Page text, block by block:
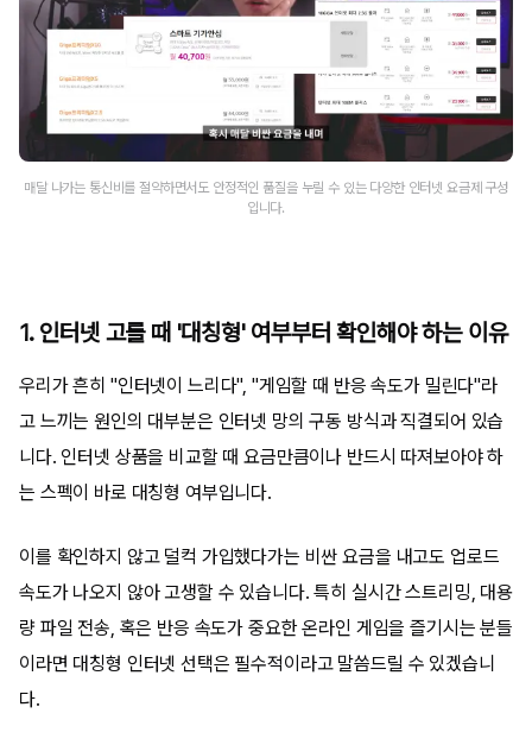
매달 나가는 통신비를 절약하면서도 안정적인 품질을 누릴 수 있는 다양한 인터넷 요금제 구성
입니다.
1. 인터넷 고를 때 '대칭형' 여부부터 확인해야 하는 이유
우리가 흔히 "인터넷이 느리다", "게임할 때 반응 속도가 밀린다"라
고 느끼는 원인의 대부분은 인터넷 망의 구동 방식과 직결되어 있습
니다. 인터넷 상품을 비교할 때 요금만큼이나 반드시 따져보아야 하
는 스펙이 바로 대칭형 여부입니다.
이를 확인하지 않고 덜컥 가입했다가는 비싼 요금을 내고도 업로드
속도가 나오지 않아 고생할 수 있습니다. 특히 실시간 스트리밍, 대용
량 파일 전송, 혹은 반응 속도가 중요한 온라인 게임을 즐기시는 분들
이라면 대칭형 인터넷 선택은 필수적이라고 말씀드릴 수 있겠습니
다.